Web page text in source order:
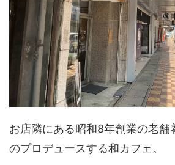
お店隣にある昭和8年創業の老舗
のプロデュースする和カフェ。